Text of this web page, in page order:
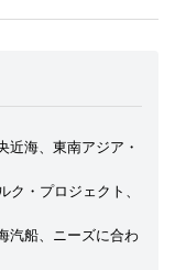
近海、東南アジア・
ク・プロジェクト、
汽船、ニーズに合わ